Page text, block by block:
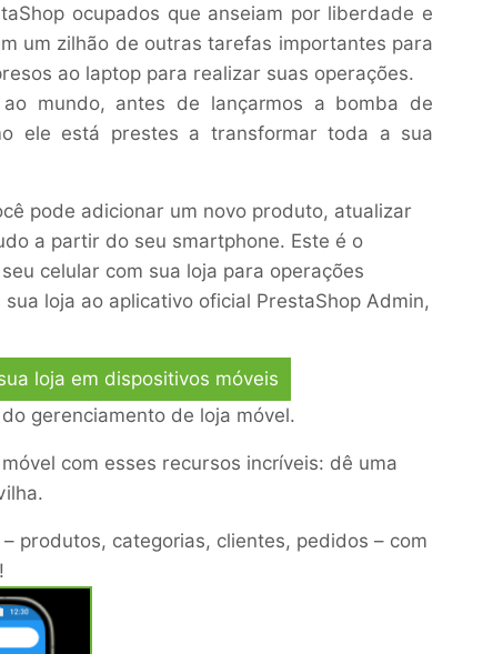
ocupados que anseiam por liberdade e
um zilhão de outras tarefas importantes para
ao laptop para realizar suas operações.
mundo, antes de lançarmos a bomba de
ele está prestes a transformar toda a sua
pode adicionar um novo produto, atualizar
a partir do seu smartphone. Este é o
celular com sua loja para operações
loja ao aplicativo oficial PrestaShop Admin,
loja em dispositivos móveis
gerenciamento de loja móvel.
com esses recursos incríveis: dê uma
produtos, categorias, clientes, pedidos – com